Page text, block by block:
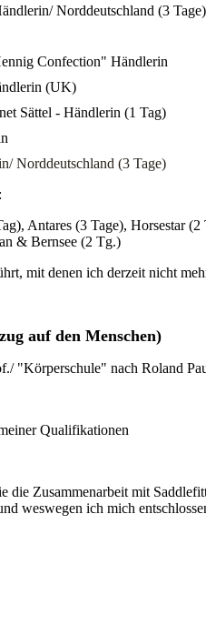
Norddeutschland (3 Tage)
Confection" Händlerin
(UK)
Sättel - Händlerin (1 Tag)
Norddeutschland (3 Tage)
Antares (3 Tage), Horsestar
& Bernsee (2 Tg.)
mit denen ich derzeit nicht
auf den Menschen)
"Körperschule" nach Roland
Qualifikationen
die Zusammenarbeit mit
weswegen ich mich